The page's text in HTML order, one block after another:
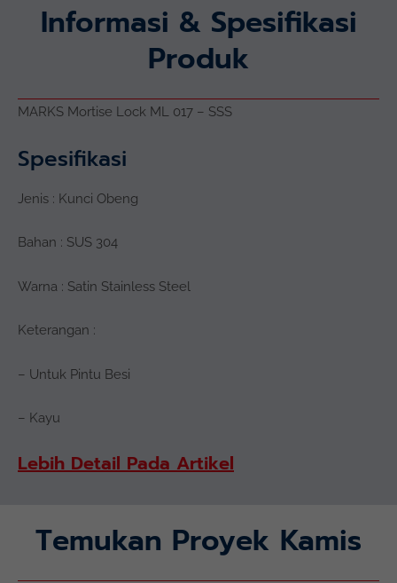
Informasi & Spesifikasi
Produk
MARKS Mortise Lock ML 017 – SSS
Spesifikasi
Jenis : Kunci Obeng
Bahan : SUS 304
Warna : Satin Stainless Steel
Keterangan :
– Untuk Pintu Besi
– Kayu
Lebih Detail Pada Artikel
Temukan Proyek Kamis